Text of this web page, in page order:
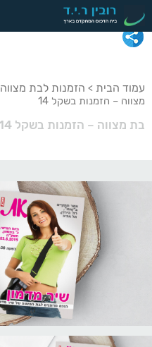
עמוד הבית > הזמנות לבת מצווה
מצווה – הזמנות בשקל 14
בת מצווה – הזמנות בשקל 14